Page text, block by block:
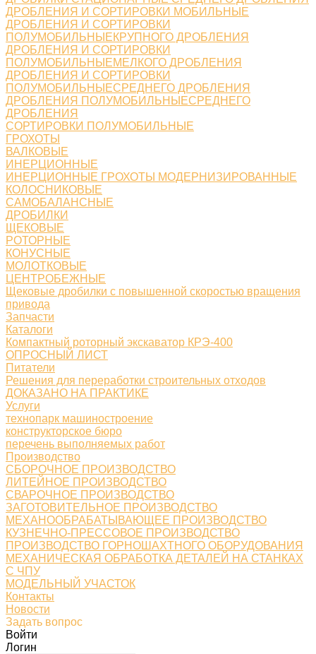
ДРОБЛЕНИЯ И СОРТИРОВКИ МОБИЛЬНЫЕ
ДРОБЛЕНИЯ И СОРТИРОВКИ
ПОЛУМОБИЛЬНЫЕКРУПНОГО ДРОБЛЕНИЯ
ДРОБЛЕНИЯ И СОРТИРОВКИ
ПОЛУМОБИЛЬНЫЕМЕЛКОГО ДРОБЛЕНИЯ
ДРОБЛЕНИЯ И СОРТИРОВКИ
ПОЛУМОБИЛЬНЫЕСРЕДНЕГО ДРОБЛЕНИЯ
ДРОБЛЕНИЯ ПОЛУМОБИЛЬНЫЕСРЕДНЕГО
ДРОБЛЕНИЯ
СОРТИРОВКИ ПОЛУМОБИЛЬНЫЕ
ГРОХОТЫ
ВАЛКОВЫЕ
ИНЕРЦИОННЫЕ
ИНЕРЦИОННЫЕ ГРОХОТЫ МОДЕРНИЗИРОВАННЫЕ
КОЛОСНИКОВЫЕ
САМОБАЛАНСНЫЕ
ДРОБИЛКИ
ЩЕКОВЫЕ
РОТОРНЫЕ
КОНУСНЫЕ
МОЛОТКОВЫЕ
ЦЕНТРОБЕЖНЫЕ
Щековые дробилки с повышенной скоростью вращения
привода
Запчасти
Каталоги
Компактный роторный экскаватор КРЭ-400
ОПРОСНЫЙ ЛИСТ
Питатели
Решения для переработки строительных отходов
ДОКАЗАНО НА ПРАКТИКЕ
Услуги
технопарк машиностроение
конструкторское бюро
перечень выполняемых работ
Производство
СБОРОЧНОЕ ПРОИЗВОДСТВО
ЛИТЕЙНОЕ ПРОИЗВОДСТВО
СВАРОЧНОЕ ПРОИЗВОДСТВО
ЗАГОТОВИТЕЛЬНОЕ ПРОИЗВОДСТВО
МЕХАНООБРАБАТЫВАЮЩЕЕ ПРОИЗВОДСТВО
КУЗНЕЧНО-ПРЕССОВОЕ ПРОИЗВОДСТВО
ПРОИЗВОДСТВО ГОРНОШАХТНОГО ОБОРУДОВАНИЯ
МЕХАНИЧЕСКАЯ ОБРАБОТКА ДЕТАЛЕЙ НА СТАНКАХ
С ЧПУ
МОДЕЛЬНЫЙ УЧАСТОК
Контакты
Новости
Задать вопрос
Войти
Логин